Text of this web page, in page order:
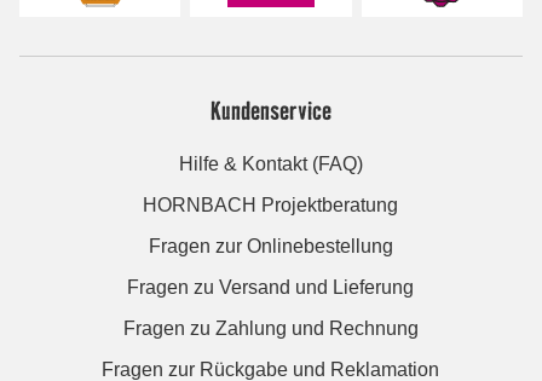
Kundenservice
Hilfe & Kontakt (FAQ)
HORNBACH Projektberatung
Fragen zur Onlinebestellung
Fragen zu Versand und Lieferung
Fragen zu Zahlung und Rechnung
Fragen zur Rückgabe und Reklamation